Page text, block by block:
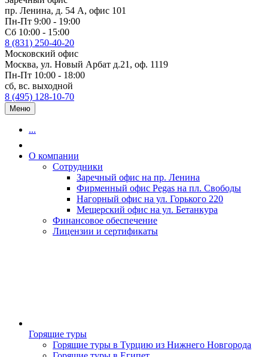
пр. Ленина, д. 54 А, офис 101
Пн-Пт 9:00 - 19:00
Сб 10:00 - 15:00
8 (831) 250-40-20
Московский офис
Москва, ул. Новый Арбат д.21, оф. 1119
Пн-Пт 10:00 - 18:00
сб, вс. выходной
8 (495) 128-10-70
Меню
...
О компании
Сотрудники
Заречный офис на пр. Ленина
Фирменный офис Pegas на пл. Свободы
Нагорный офис на ул. Горького 220
Мещерский офис на ул. Бетанкура
Финансовое обеспечение
Лицензии и сертификаты
Горящие туры
Горящие туры в Турцию из Нижнего Новгорода